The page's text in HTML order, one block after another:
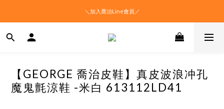
＼加入喬治Line會員／
【GEORGE 喬治皮鞋】真皮波浪冲孔
魔鬼氈涼鞋 -米白 613112LD41